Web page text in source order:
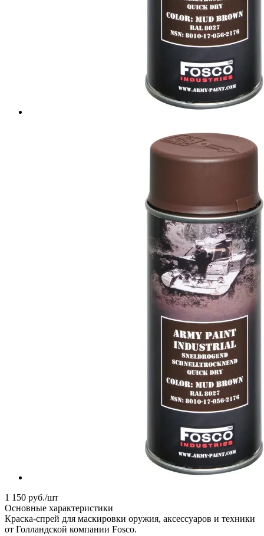
1 150 руб./шт
Основные характеристики
Краска-спрей для маскировки оружия, аксессуаров и техники
от Голландской компании Fosco.